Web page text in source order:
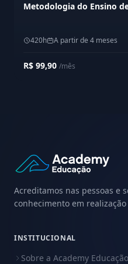
Metodologia do Ensino
420h A partir de 4 meses
R$ 99,90 /mês
Acreditamos nas pessoas e
conhecimento em
INSTITUCIONAL
Sobre a Academy Educação